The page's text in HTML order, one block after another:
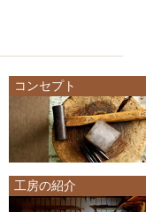
コンセプト
工房の紹介